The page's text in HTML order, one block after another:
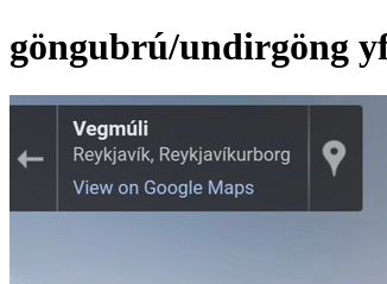
göngubrú/undirgöng